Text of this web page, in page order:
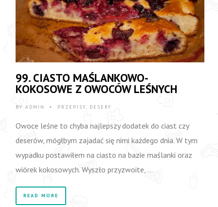
99. CIASTO MAŚLANKOWO-
KOKOSOWE Z OWOCÓW LEŚNYCH
BY ADMIN • PRZEPISY, DESERY
Owoce leśne to chyba najlepszy dodatek do ciast czy
deserów, mógłbym zajadać się nimi każdego dnia. W tym
wypadku postawiłem na ciasto na bazie maślanki oraz
wiórek kokosowych. Wyszło przyzwoite, …
READ MORE